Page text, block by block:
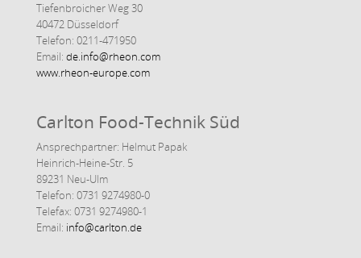
Tiefenbroicher Weg 30
40472 Düsseldorf
Telefon: 0211-471950
Email: de.info@rheon.com
www.rheon-europe.com
Carlton Food-Technik Süd
Ansprechpartner: Helmut Papak
Heinrich-Heine-Str. 5
89231 Neu-Ulm
Telefon: 0731 9274980-0
Telefax: 0731 9274980-1
Email: info@carlton.de